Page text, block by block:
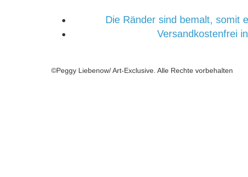
Die Ränder sind bemalt, somit
Versandkostenfrei
©Peggy Liebenow/ Art-Exclusive. Alle Rechte vorbehalten